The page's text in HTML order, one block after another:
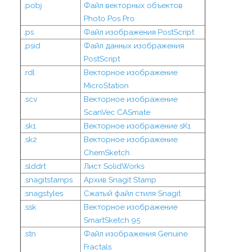
.pobj
Файл векторных объектов
Photo Pos Pro
.ps
Файл изображения PostScript
.psid
Файл данных изображения
PostScript
.rdl
Векторное изображение
MicroStation
.scv
Векторное изображение
ScanVec CASmate
.sk1
Векторное изображение sK1
.sk2
Векторное изображение
ChemSketch
.slddrt
Лист SolidWorks
.snagitstamps
Архив Snagit Stamp
.snagstyles
Сжатый файл стиля Snagit
.ssk
Векторное изображение
SmartSketch 95
.stn
Файл изображения Genuine
Fractals